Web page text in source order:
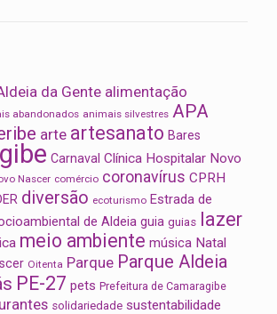
da Gente alimentação
abandonados animais silvestres APA
arte artesanato Bares
Carnaval Clínica Hospitalar Novo
Nascer comércio coronavírus CPRH
diversão ecoturismo Estrada de
de Aldeia guia guias lazer
meio ambiente música Natal
Oitenta Parque Parque Aldeia
PE-27 pets Prefeitura de Camaragibe
solidariedade sustentabilidade